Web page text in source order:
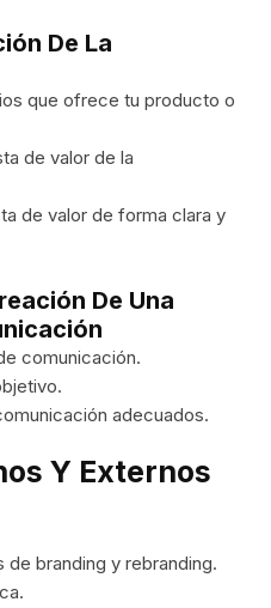
De La
que ofrece tu producto o
de valor de la
de valor de forma clara y
De Una
comunicación.
adecuados.
Y Externos
branding y rebranding.